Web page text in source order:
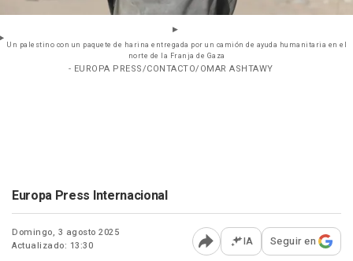
Un palestino con un paquete de harina entregada por un camión de ayuda humanitaria en el
norte de la Franja de Gaza
- EUROPA PRESS/CONTACTO/OMAR ASHTAWY
Europa Press Internacional
Domingo, 3 agosto 2025
Actualizado: 13:30
Abrir opciones para
IA Seguir en